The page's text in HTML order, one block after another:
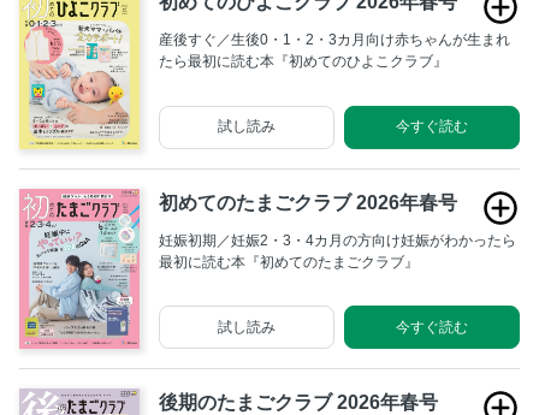
産後すぐ／生後0・1・2・3カ月向け赤ちゃんが生まれ
たら最初に読む本『初めてのひよこクラブ』
今すぐ読む
試し読み
初めてのたまごクラブ 2026年春号
妊娠初期／妊娠2・3・4カ月の方向け妊娠がわかったら
最初に読む本『初めてのたまごクラブ』
今すぐ読む
試し読み
後期のたまごクラブ 2026年春号